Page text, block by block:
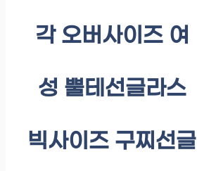
각 오버사이즈 여
성 뿔테선글라스
빅사이즈 구찌선글